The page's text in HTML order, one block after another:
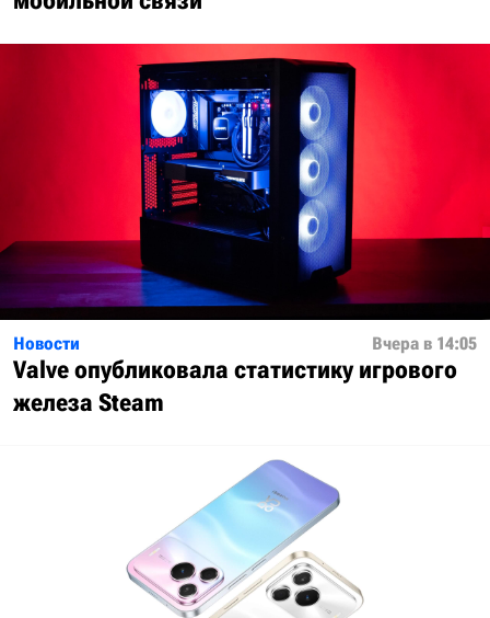
Новости Вчера в 14:05
Valve опубликовала статистику игрового
железа Steam